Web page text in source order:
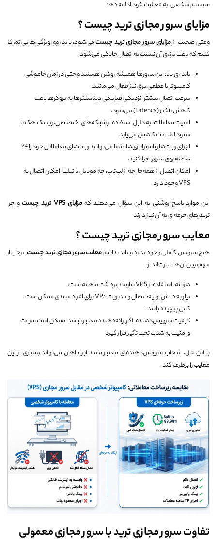
سیستم شخصی، به فعالیت خود ادامه دهد.
مزایای سرور مجازی ترید چیست ؟
وقتی صحبت ازمزایای سرور مجازی ترید چیستمی‌شود، باید روی ویژگی‌هایی تمرکز
کنیم که باعث برتری آن نسبت به اتصال خانگی می‌شود:
پایداری بالا: این سرورها همیشه روشن هستند و حتی در زمان خاموشی
کامپیوتر یا قطعی برق نیز فعال می‌مانند.
سرعت اتصال بیشتر: نزدیکی فیزیکی دیتاسنترها به بروکرها باعث
کاهش تأخیر (Latency) می‌شود.
امنیت معاملات: به دلیل استفاده از شبکه‌های اختصاصی، ریسک هک یا
شنود اطلاعات کاهش می‌یابد.
اجرای ربات‌ها و استراتژی‌ها: شما می‌توانید ربات‌های معاملاتی خود را ۲۴
ساعته روی سرور اجرا کنید.
امکان اتصال از همه‌جا: چه از لپ‌تاپ، چه موبایل یا تبلت، امکان اتصال به
VPS وجود دارد.
این موارد پاسخ روشنی به این سؤال می‌دهند کهمزایای VPS ترید چیستو چرا
تریدرهای حرفه‌ای به آن نیاز دارند.
معایب سرور مجازی ترید چیست ؟
هیچ سرویس کاملی وجود ندارد و باید بدانیممعایب سرور مجازی ترید چیست. برخی از
مهم‌ترین آن‌ها عبارت‌اند از:
هزینه: استفاده از VPS نیازمند پرداخت ماهانه است.
نیاز به دانش اولیه: اتصال و مدیریت VPS برای افراد مبتدی ممکن است
کمی پیچیده باشد.
کیفیت سرویس‌دهنده: اگر ارائه‌دهنده معتبر نباشد، ممکن است سرعت
و امنیت به شدت تحت تأثیر قرار گیرد.
با این حال، انتخاب سرویس‌دهنده‌ای معتبر مانند ابر ماهان می‌تواند بسیاری از این
معایب را برطرف کند.
تفاوت سرور مجازی ترید با سرور مجازی معمولی